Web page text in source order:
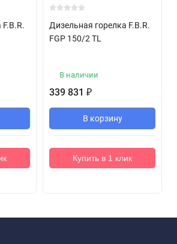
Дизельная горелка F.B.R.
FGP 150/2 TL
В наличии
339 831 ₽
В корзину
Купить в 1 клик